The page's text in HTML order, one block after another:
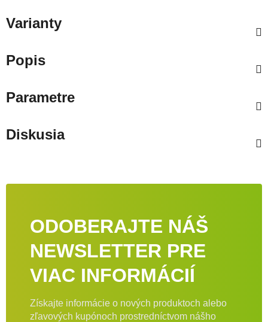
Varianty
Popis
Parametre
Diskusia
ODOBERAJTE NÁŠ
NEWSLETTER PRE
VIAC INFORMÁCIÍ
Získajte informácie o nových produktoch alebo
zľavových kupónoch prostredníctvom nášho